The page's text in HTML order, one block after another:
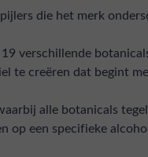
die het merk
verschillende
te creëren dat begint
alle botanicals
op een specifieke